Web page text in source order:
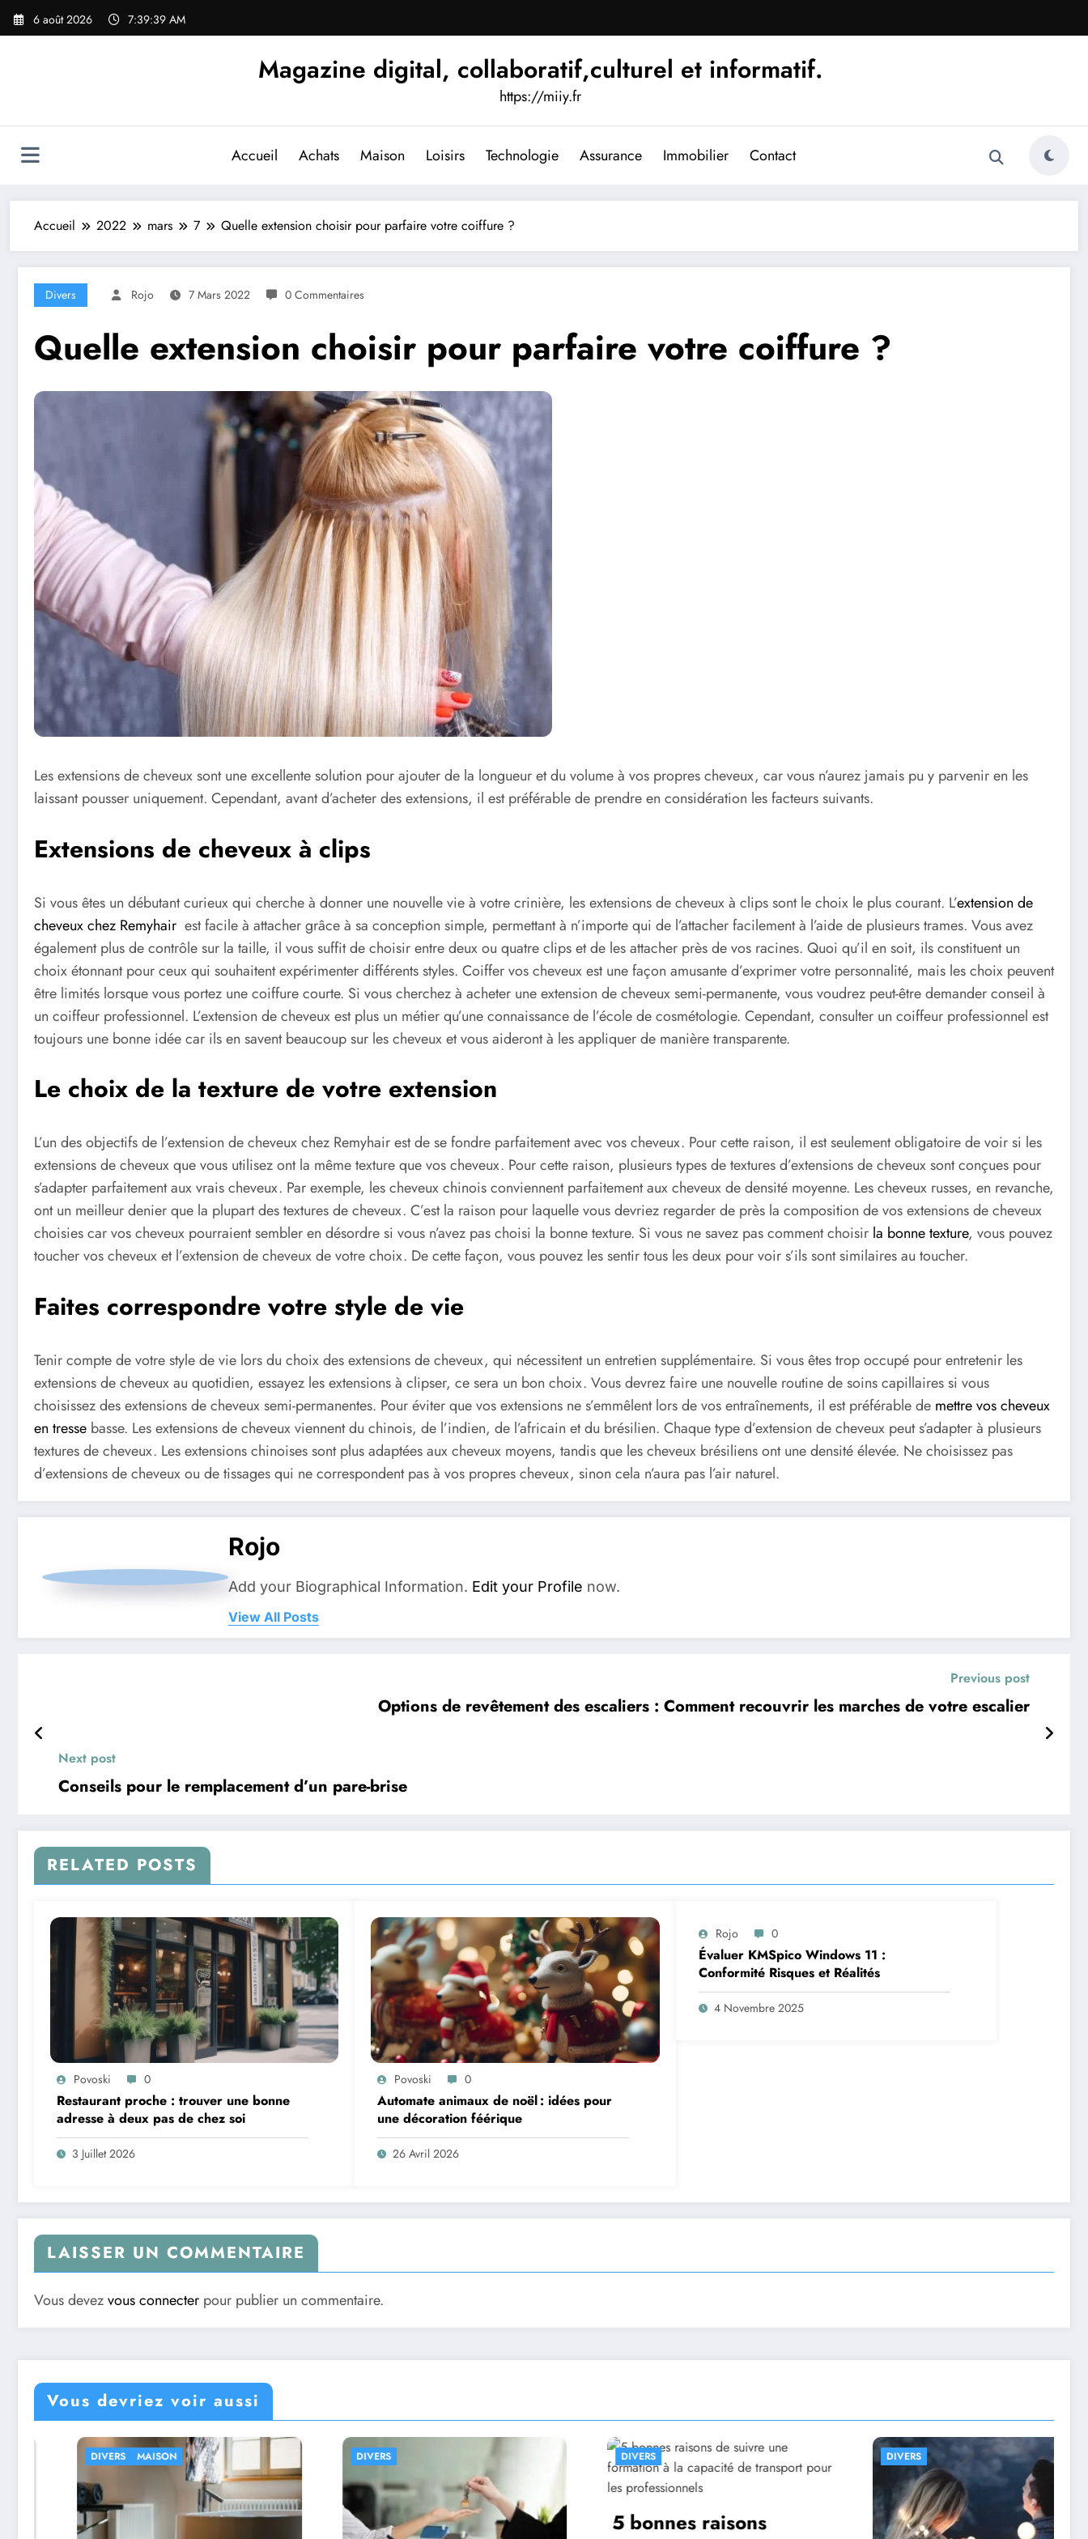
Aller
6 août 2026 7:39:40 AM
Magazine digital, collaboratif,culturel et informatif.
https://miiy.fr
Accueil Achats Maison Loisirs Technologie Assurance Immobilier Contact
Accueil 2022 mars 7 Quelle extension choisir pour parfaire votre coiffure ?
Divers Rojo 7 Mars 2022 0 Commentaires
Quelle extension choisir pour parfaire votre coiffure ?
Les extensions de cheveux sont une excellente solution pour ajouter de la longueur et du volume à vos propres cheveux, car vous n’aurez jamais pu y parvenir en les
laissant pousser uniquement. Cependant, avant d’acheter des extensions, il est préférable de prendre en considération les facteurs suivants.
Extensions de cheveux à clips
Si vous êtes un débutant curieux qui cherche à donner une nouvelle vie à votre crinière, les extensions de cheveux à clips sont le choix le plus courant. L’extension de
cheveux chez Remyhair est facile à attacher grâce à sa conception simple, permettant à n’importe qui de l’attacher facilement à l’aide de plusieurs trames. Vous avez
également plus de contrôle sur la taille, il vous suffit de choisir entre deux ou quatre clips et de les attacher près de vos racines. Quoi qu’il en soit, ils constituent un
choix étonnant pour ceux qui souhaitent expérimenter différents styles. Coiffer vos cheveux est une façon amusante d’exprimer votre personnalité, mais les choix peuvent
être limités lorsque vous portez une coiffure courte. Si vous cherchez à acheter une extension de cheveux semi-permanente, vous voudrez peut-être demander conseil à
un coiffeur professionnel. L’extension de cheveux est plus un métier qu’une connaissance de l’école de cosmétologie. Cependant, consulter un coiffeur professionnel est
toujours une bonne idée car ils en savent beaucoup sur les cheveux et vous aideront à les appliquer de manière transparente.
Le choix de la texture de votre extension
L’un des objectifs de l’extension de cheveux chez Remyhair est de se fondre parfaitement avec vos cheveux. Pour cette raison, il est seulement obligatoire de voir si les
extensions de cheveux que vous utilisez ont la même texture que vos cheveux. Pour cette raison, plusieurs types de textures d’extensions de cheveux sont conçues pour
s’adapter parfaitement aux vrais cheveux. Par exemple, les cheveux chinois conviennent parfaitement aux cheveux de densité moyenne. Les cheveux russes, en revanche,
ont un meilleur denier que la plupart des textures de cheveux. C’est la raison pour laquelle vous devriez regarder de près la composition de vos extensions de cheveux
choisies car vos cheveux pourraient sembler en désordre si vous n’avez pas choisi la bonne texture. Si vous ne savez pas comment choisir la bonne texture, vous pouvez
toucher vos cheveux et l’extension de cheveux de votre choix. De cette façon, vous pouvez les sentir tous les deux pour voir s’ils sont similaires au toucher.
Faites correspondre votre style de vie
Tenir compte de votre style de vie lors du choix des extensions de cheveux, qui nécessitent un entretien supplémentaire. Si vous êtes trop occupé pour entretenir les
extensions de cheveux au quotidien, essayez les extensions à clipser, ce sera un bon choix. Vous devrez faire une nouvelle routine de soins capillaires si vous
choisissez des extensions de cheveux semi-permanentes. Pour éviter que vos extensions ne s’emmêlent lors de vos entraînements, il est préférable de mettre vos cheveux
en tresse basse. Les extensions de cheveux viennent du chinois, de l’indien, de l’africain et du brésilien. Chaque type d’extension de cheveux peut s’adapter à plusieurs
textures de cheveux. Les extensions chinoises sont plus adaptées aux cheveux moyens, tandis que les cheveux brésiliens ont une densité élevée. Ne choisissez pas
d’extensions de cheveux ou de tissages qui ne correspondent pas à vos propres cheveux, sinon cela n’aura pas l’air naturel.
Rojo
Add your Biographical Information. Edit your Profile now.
View All Posts
Previous post
Options de revêtement des escaliers : Comment recouvrir les marches de votre escalier
Next post
Conseils pour le remplacement d’un pare-brise
RELATED POSTS
Povoski 0
Restaurant proche : trouver une bonne
adresse à deux pas de chez soi
3 Juillet 2026
Povoski 0
Automate animaux de noël : idées pour
une décoration féérique
26 Avril 2026
Rojo 0
Évaluer KMSpico Windows 11 :
Conformité Risques et Réalités
4 Novembre 2025
LAISSER UN COMMENTAIRE
Vous devezvous connecter pour publier un commentaire.
Vous devriez voir aussi
DIVERS
5 bonnes raisons
DIVERS DIVERS